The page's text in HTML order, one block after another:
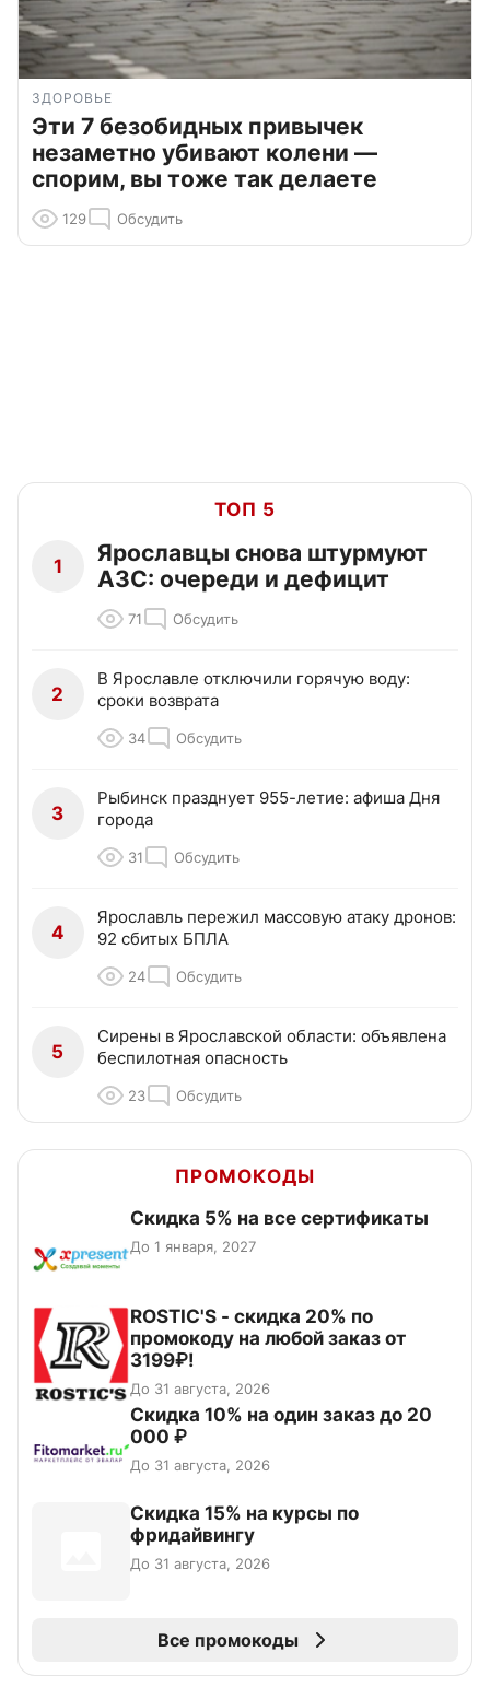
ЗДОРОВЬЕ
Эти 7 безобидных привычек
незаметно убивают колени —
спорим, вы тоже так делаете
129 Обсудить
ТОП 5
1
Ярославцы снова штурмуют
АЗС: очереди и дефицит
71 Обсудить
2
В Ярославле отключили горячую воду:
сроки возврата
34 Обсудить
3
Рыбинск празднует 955-летие: афиша Дня
города
31 Обсудить
4
Ярославль пережил массовую атаку дронов:
92 сбитых БПЛА
24 Обсудить
5
Сирены в Ярославской области: объявлена
беспилотная опасность
23 Обсудить
ПРОМОКОДЫ
Скидка 5% на все сертификаты
До 1 января, 2027
ROSTIC'S - скидка 20% по
промокоду на любой заказ от
3199₽!
До 31 августа, 2026
Скидка 10% на один заказ до 20
000 ₽
До 31 августа, 2026
Скидка 15% на курсы по
фридайвингу
До 31 августа, 2026
Все промокоды